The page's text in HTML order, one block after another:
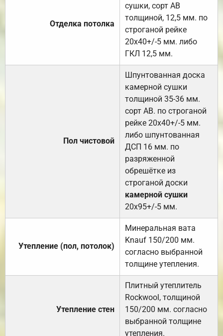
Отделка потолка
сушки, сорт АВ
толщиной, 12,5 мм. по
строганой рейке
20х40+/-5 мм. либо
ГКЛ 12,5 мм.
Пол чистовой
Шпунтованная доска
камерной сушки
толщиной 35-36 мм.
сорт АВ. по строганой
рейке 20х40+/-5 мм.
либо шпунтованная
ДСП 16 мм. по
разряженной
обрешётке из
строганой доски
камерной сушки
20х95+/-5 мм.
Утепление (пол, потолок)
Минеральная вата
Knauf 150/200 мм.
согласно выбранной
толщине утепления.
Утепление стен
Плитный утеплитель
Rockwool, толщиной
150/200 мм. согласно
выбранной толщине
утепления.